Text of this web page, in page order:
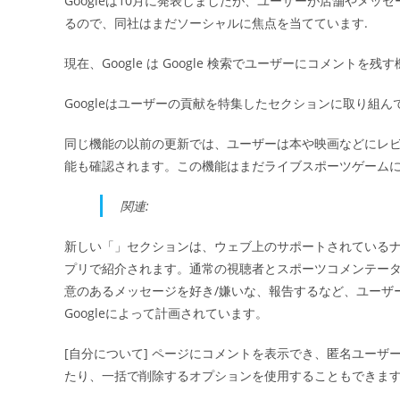
日:
ゴ
るので、同社はまだソーシャルに焦点を当てています.
現在、Google は Google 検索でユーザーにコメントを残
Googleはユーザーの貢献を特集したセクションに取り組
同じ機能の以前の更新では、ユーザーは本や映画などに
能も確認されます。この機能はまだライブスポーツゲーム
関連:
新しい「」セクションは、ウェブ上のサポートされてい
プリで紹介されます。通常の視聴者とスポーツコメンテ
意のあるメッセージを好き/嫌いな、報告するなど、ユー
Googleによって計画されています。
[自分について] ページにコメントを表示でき、匿名ユー
たり、一括で削除するオプションを使用することもできま